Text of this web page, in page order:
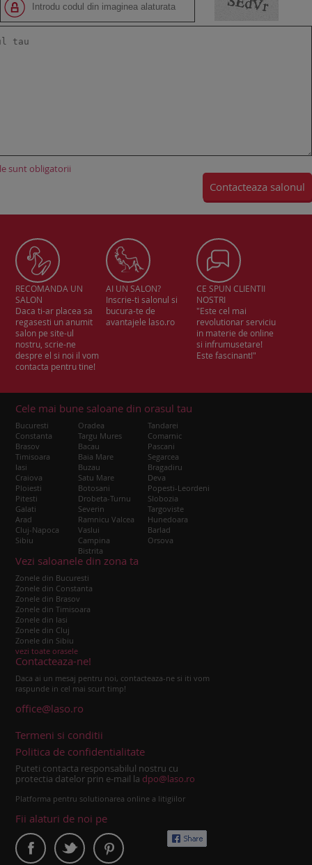
sunt obligatorii
RECOMANDA UN
SALON
Daca ti-ar placea sa
regasesti un anumit
salon pe site-ul
nostru, scrie-ne
despre el si noi il vom
contacta pentru tine!
AI UN SALON?
Inscrie-ti salonul si
bucura-te de
avantajele laso.ro
CE SPUN CLIENTII
NOSTRI
"Este cel mai
revolutionar serviciu
in materie de online
si infrumusetare!
Este fascinant!"
Cele mai bune saloane din orasul tau
Bucuresti
Constanta
Brasov
Timisoara
Iasi
Craiova
Ploiesti
Pitesti
Galati
Arad
Cluj-Napoca
Sibiu
Oradea
Targu Mures
Bacau
Baia Mare
Buzau
Satu Mare
Botosani
Drobeta-Turnu
Severin
Ramnicu Valcea
Vaslui
Campina
Bistrita
Tandarei
Comarnic
Pascani
Segarcea
Bragadiru
Deva
Popesti-Leordeni
Slobozia
Targoviste
Hunedoara
Barlad
Orsova
Vezi saloanele din zona ta
Zonele din Bucuresti
Zonele din Constanta
Zonele din Brasov
Zonele din Timisoara
Zonele din Iasi
Zonele din Cluj
Zonele din Sibiu
vezi toate orasele
Contacteaza-ne!
Daca ai un mesaj pentru noi, contacteaza-ne si iti vom
raspunde in cel mai scurt timp!
office@laso.ro
Termeni si conditii
Politica de confidentialitate
Puteti contacta responsabilul nostru cu
protectia datelor prin e-mail la dpo@laso.ro
Platforma pentru solutionarea online a litigiilor
Fii alaturi de noi pe